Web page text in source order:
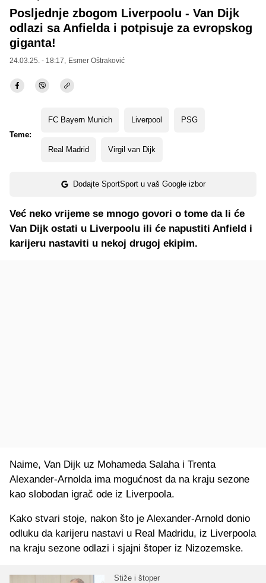
Posljednje zbogom Liverpoolu - Van Dijk
odlazi sa Anfielda i potpisuje za evropskog
giganta!
24.03.25. - 18:17, Esmer Oštraković
Teme:
FC Bayern Munich Liverpool PSG
Real Madrid Virgil van Dijk
Dodajte SportSport u vaš Google izbor
Već neko vrijeme se mnogo govori o tome da li će
Van Dijk ostati u Liverpoolu ili će napustiti Anfield i
karijeru nastaviti u nekoj drugoj ekipim.
Naime, Van Dijk uz Mohameda Salaha i Trenta
Alexander-Arnolda ima mogućnost da na kraju sezone
kao slobodan igrač ode iz Liverpoola.
Kako stvari stoje, nakon što je Alexander-Arnold donio
odluku da karijeru nastavi u Real Madridu, iz Liverpoola
na kraju sezone odlazi i sjajni štoper iz Nizozemske.
Stiže i štoper